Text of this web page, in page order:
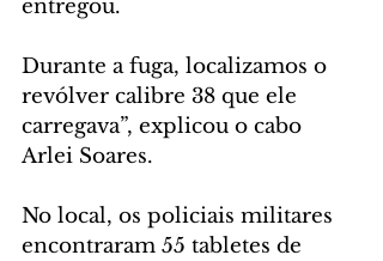
entregou.
Durante a fuga, localizamos o
revólver calibre 38 que ele
carregava”, explicou o cabo
Arlei Soares.
No local, os policiais militares
encontraram 55 tabletes de